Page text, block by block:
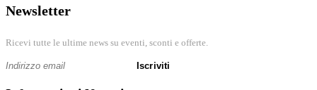
Newsletter
Ricevi tutte le ultime news su eventi, sconti e offerte.
Iscriviti